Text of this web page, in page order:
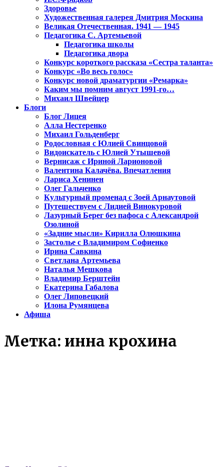
Здоровье
Художественная галерея Дмитрия Москина
Великая Отечественная. 1941 — 1945
Педагогика С. Артемьевой
Педагогика школы
Педагогика двора
Конкурс короткого рассказа «Сестра таланта»
Конкурс «Во весь голос»
Конкурс новой драматургии «Ремарка»
Каким мы помним август 1991-го…
Михаил Швейцер
Блоги
Блог Лицея
Алла Нестеренко
Михаил Гольденберг
Родословная с Юлией Свинцовой
Видоискатель с Юлией Утышевой
Вернисаж с Ириной Ларионовой
Валентина Калачёва. Впечатления
Лариса Хенинен
Олег Гальченко
Культурный променад с Зоей Арнаутовой
Путешествуем с Лидией Винокуровой
Лазурный Берег без пафоса с Александрой
Озолиной
«Задние мысли» Кирилла Олюшкина
Застолье с Владимиром Софиенко
Ирина Савкина
Светлана Артемьева
Наталья Мешкова
Владимир Берштейн
Екатерина Габалова
Олег Липовецкий
Илона Румянцева
Афиша
Метка: инна крохина